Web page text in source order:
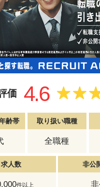
価 4.6
齢帯 取り扱い職種
全職種
求人数
件以上
非公